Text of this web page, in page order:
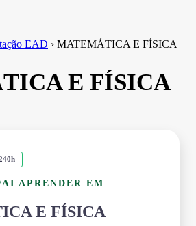
EAD › MATEMÁTICA E FÍSICA
E FÍSICA
APRENDER EM
E FÍSICA